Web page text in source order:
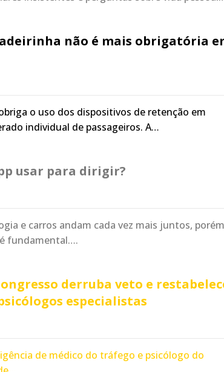
não é mais obrigatória
o uso dos dispositivos de retenção em
individual de passageiros. A…
usar para dirigir?
e carros andam cada vez mais juntos, porém
fundamental….
derruba veto e
especialistas
de médico do tráfego e psicólogo do